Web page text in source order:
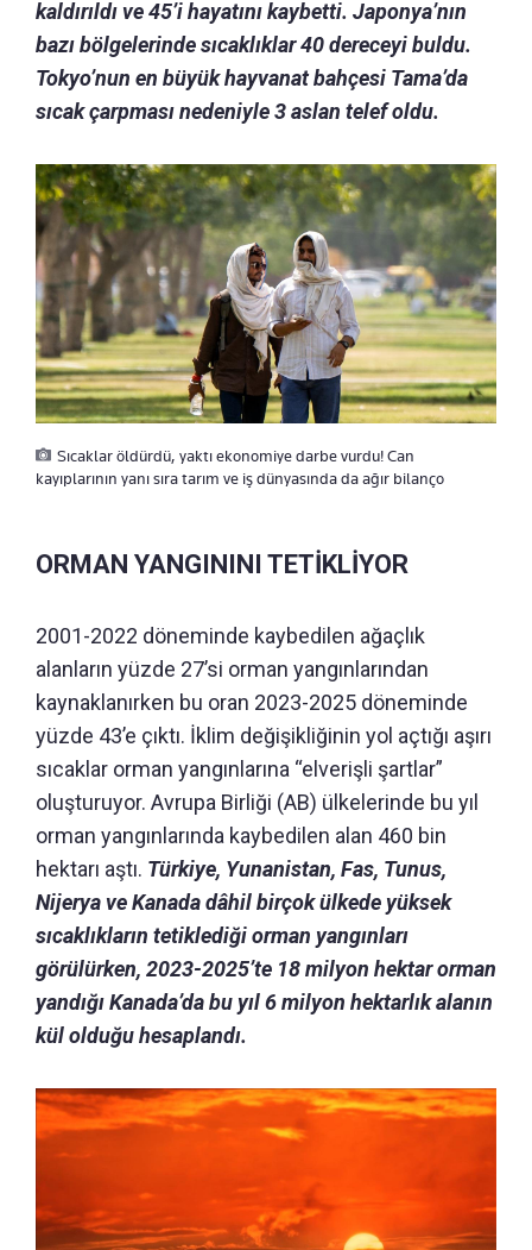
kaldırıldı ve 45’i hayatını kaybetti. Japonya’nın
bazı bölgelerinde sıcaklıklar 40 dereceyi buldu.
Tokyo’nun en büyük hayvanat bahçesi Tama’da
sıcak çarpması nedeniyle 3 aslan telef oldu.
Sıcaklar öldürdü, yaktı ekonomiye darbe vurdu! Can
kayıplarının yanı sıra tarım ve iş dünyasında da ağır bilanço
ORMAN YANGININI TETİKLİYOR
2001-2022 döneminde kaybedilen ağaçlık
alanların yüzde 27’si orman yangınlarından
kaynaklanırken bu oran 2023-2025 döneminde
yüzde 43’e çıktı. İklim değişikliğinin yol açtığı aşırı
sıcaklar orman yangınlarına “elverişli şartlar”
oluşturuyor. Avrupa Birliği (AB) ülkelerinde bu yıl
orman yangınlarında kaybedilen alan 460 bin
hektarı aştı. Türkiye, Yunanistan, Fas, Tunus,
Nijerya ve Kanada dâhil birçok ülkede yüksek
sıcaklıkların tetiklediği orman yangınları
görülürken, 2023-2025’te 18 milyon hektar orman
yandığı Kanada’da bu yıl 6 milyon hektarlık alanın
kül olduğu hesaplandı.